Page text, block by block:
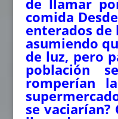
de llamar
comida
enterados de
asumiendo
de luz, pero
población
romperían
se vaciarían?